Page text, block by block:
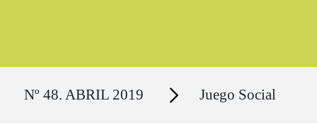
Nº 48. ABRIL 2019 Secciones Juego Social